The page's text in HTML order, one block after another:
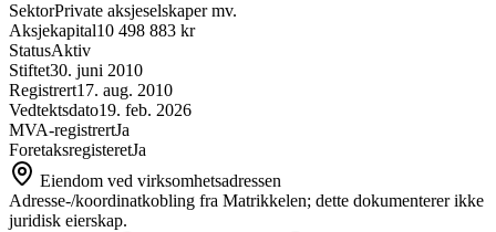
SektorPrivate aksjeselskaper mv.
Aksjekapital10 498 883 kr
StatusAktiv
Stiftet30. juni 2010
Registrert17. aug. 2010
Vedtektsdato19. feb. 2026
MVA-registrertJa
ForetaksregisteretJa
Eiendom ved virksomhetsadressen
Adresse-/koordinatkobling fra Matrikkelen; dette dokumenterer ikke
juridisk eierskap.